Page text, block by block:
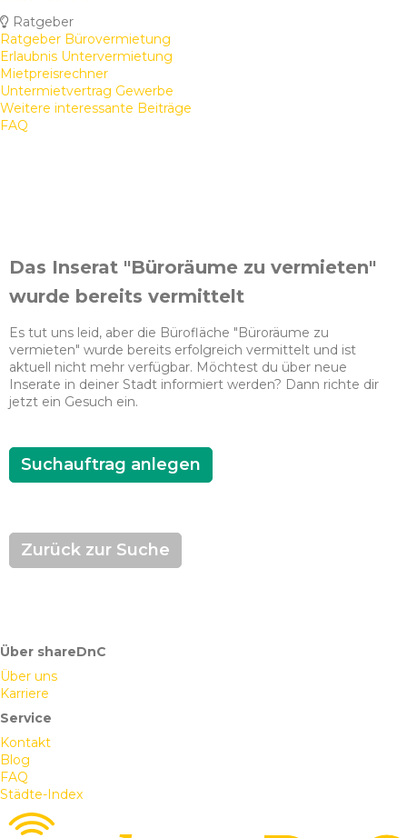
Ratgeber
Ratgeber Bürovermietung
Erlaubnis Untervermietung
Mietpreisrechner
Untermietvertrag Gewerbe
Weitere interessante Beiträge
FAQ
Das Inserat "Büroräume zu vermieten"
wurde bereits vermittelt
Es tut uns leid, aber die Bürofläche "Büroräume zu
vermieten" wurde bereits erfolgreich vermittelt und ist
aktuell nicht mehr verfügbar. Möchtest du über neue
Inserate in deiner Stadt informiert werden? Dann richte dir
jetzt ein Gesuch ein.
Suchauftrag anlegen
Zurück zur Suche
Über shareDnC
Über uns
Karriere
Service
Kontakt
Blog
FAQ
Städte-Index